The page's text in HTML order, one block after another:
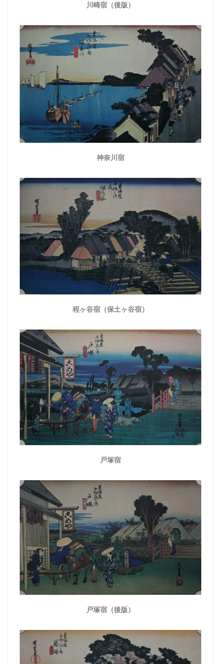
川崎宿（後版）
神奈川宿
程ヶ谷宿（保土ヶ谷宿）
戸塚宿
戸塚宿（後版）